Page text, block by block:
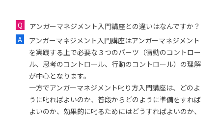
アンガーマネジメント入門講座との違いはなんですか？
アンガーマネジメント入門講座はアンガーマネジメント
を実践する上で必要な３つのパーツ（衝動のコントロー
ル、思考のコントロール、行動のコントロール）の理解
が中心となります。
一方でアンガーマネジメント叱り方入門講座は、どのよ
うに叱ればよいのか、普段からどのように準備をすれば
よいのか、効果的に叱るためにはどうすればよいのか、